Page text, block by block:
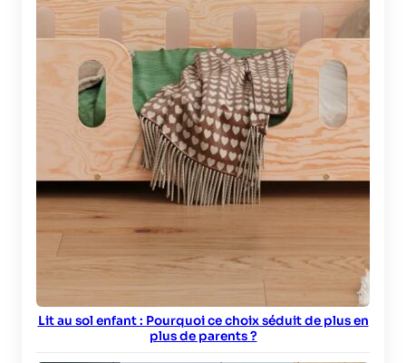
Lit au sol enfant : Pourquoi ce choix séduit de plus en
plus de parents ?